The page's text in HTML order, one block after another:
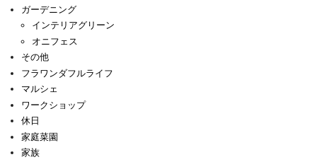
ガーデニング
インテリアグリーン
オニフェス
その他
フラワンダフルライフ
マルシェ
ワークショップ
休日
家庭菜園
家族